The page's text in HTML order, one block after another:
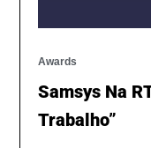
Awards
Samsys Na
Trabalho”